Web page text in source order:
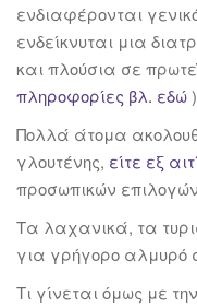
ενδιαφέρονται
ενδείκνυται μια
και πλούσια σε
πληροφορίες βλ. εδώ)
Πολλά άτομα
γλουτένης, είτε εξ
προσωπικών
Τα λαχανικά, τα
για γρήγορο αλμυρό
Τι γίνεται όμως με